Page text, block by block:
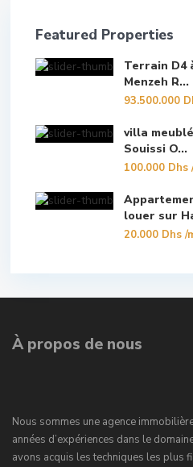
Featured Properties
Terrain D4
Menzeh R...
93.500.000
villa
Souissi O...
100.000 Dhs
louer sur
20.000 Dhs/
À propos de nous
Nous sommes une agence
années d’expériences dans le
avons acquis les techniques les plus